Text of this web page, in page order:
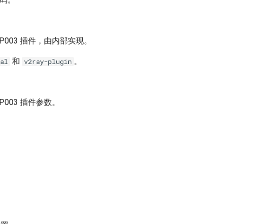
插件，由内部实现。
和 v2ray-plugin 。
插件参数。